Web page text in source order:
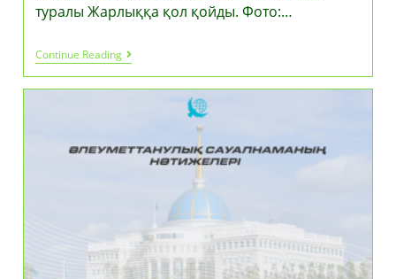
туралы Жарлыққа қол қойды. Фото:…
Continue ReadingМемлекет
Басшысы
Кітап
Мәдениетін
Жарлыққа